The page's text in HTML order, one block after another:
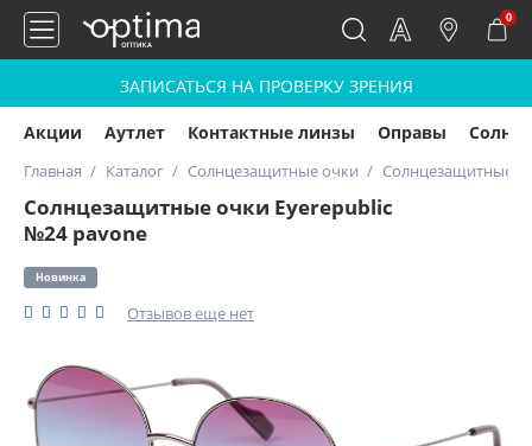
0
ЗАПИСАТЬСЯ НА ПРОВЕРКУ ЗРЕНИЯ
Акции Аутлет Контактные линзы Оправы
Главная Каталог Солнцезащитные очки Солнцезащитные
Солнцезащитные очки Eyerepublic
№24 pavone
Новинка
Отзывов еще нет